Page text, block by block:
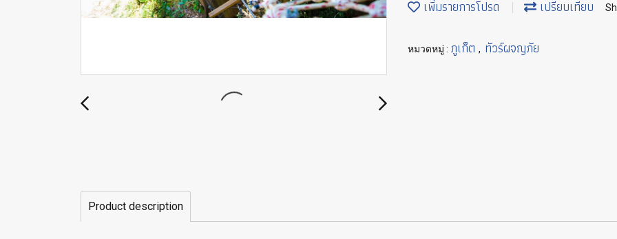
เพิ่มรายการโปรด เปรียบเทียบ
หมวดหมู่ : ภูเก็ต , ทัวร์ผจญภัย
Product description